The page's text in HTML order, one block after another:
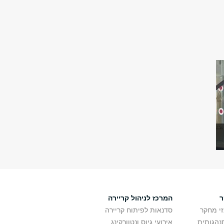
מחקר
המרכז לניהול קריירה
סדנאות לפיתוח קריירה
אירועי גיוס ונטוורקינג